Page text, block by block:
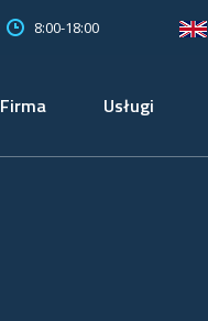
8:00-18:00
Firma Usługi